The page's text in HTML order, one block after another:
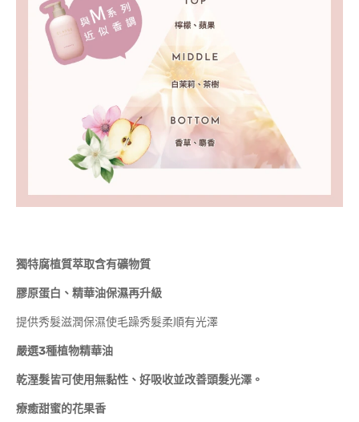
獨特腐植質萃取含有礦物質
膠原蛋白、精華油保濕再升級
提供秀髮滋潤保濕使毛躁秀髮柔順有光澤
嚴選3種植物精華油
乾溼髮皆可使用無黏性、好吸收並改善頭髮光澤。
療癒甜蜜的花果香